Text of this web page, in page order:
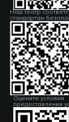
Наш театр
стандартам
Оцените условия
предоставления